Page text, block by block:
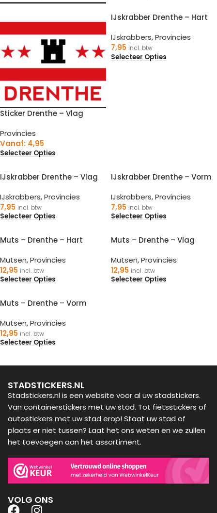
Sticker Drenthe – Vlag
Provincies
Vanaf: 4,95
Selecteer Opties
IJskrabber Drenthe – Hart
IJskrabbers,Provincies
7,95 incl. btw
Selecteer Opties
IJskrabber Drenthe – Vlag
IJskrabbers,Provincies
7,95 incl. btw
Selecteer Opties
IJskrabber Drenthe – Vorm
IJskrabbers,Provincies
7,95 incl. btw
Selecteer Opties
Muts – Drenthe – Hart
Mutsen,Provincies
12,95 incl. btw
Selecteer Opties
Muts – Drenthe – Vlag
Mutsen,Provincies
12,95 incl. btw
Selecteer Opties
Muts – Drenthe – Vorm
Mutsen,Provincies
12,95 incl. btw
Selecteer Opties
STADSTICKERS.NL
Stadstickers.nl is een website voor al uw stadstickers.
Van containerstickers met uw stad. Tot fietsstickers of
autostickers met uw stad erop! Staat uw stad of
plaats er niet tussen? Laat het ons weten en we zullen
het toevoegen aan het assortiment.
VOLG ONS